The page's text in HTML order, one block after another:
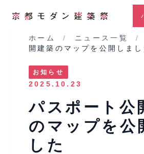
ホーム / ニュース一覧 /
開建築のマップを公開しまし
お知らせ
2025.10.23
パスポート公
のマップを公
した